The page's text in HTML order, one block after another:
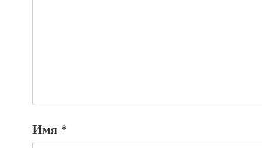
Имя *